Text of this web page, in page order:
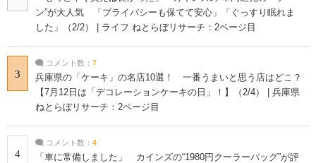
ン”が大人気 「プライバシーも保てて安心」「ぐっすり眠れま
した」（2/2） | ライフ ねとらぼリサーチ：2ページ目
3
コメント数： 7
兵庫県の「ケーキ」の名店10選！ 一番うまいと思う店はどこ？
【7月12日は「デコレーションケーキの日」！】（2/4） | 兵庫県
ねとらぼリサーチ：2ページ目
4
コメント数： 4
「車に常備しました」 カインズの“1980円クーラーバッグ”が評